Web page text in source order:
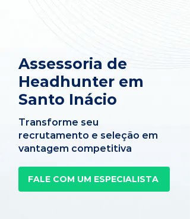
Assessoria de
Headhunter em
Santo Inácio
Transforme seu
recrutamento e seleção em
vantagem competitiva
FALE COM UM ESPECIALISTA